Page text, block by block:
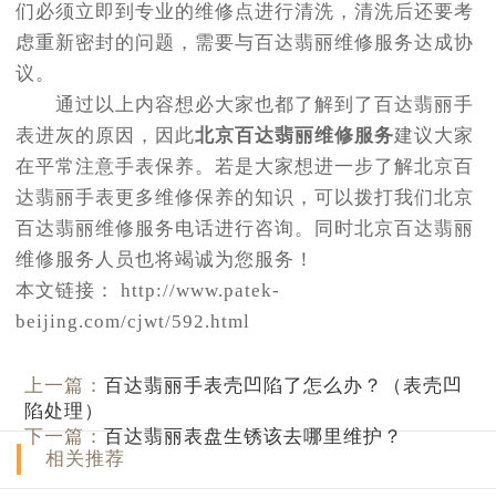
们必须立即到专业的维修点进行清洗，清洗后还要考
虑重新密封的问题，需要与百达翡丽维修服务达成协
议。
通过以上内容想必大家也都了解到了百达翡丽手
表进灰的原因，因此北京百达翡丽维修服务建议大家
在平常注意手表保养。若是大家想进一步了解北京百
达翡丽手表更多维修保养的知识，可以拨打我们北京
百达翡丽维修服务电话进行咨询。同时北京百达翡丽
维修服务人员也将竭诚为您服务！
本文链接： http://www.patek-
beijing.com/cjwt/592.html
上一篇：百达翡丽手表壳凹陷了怎么办？（表壳凹
陷处理）
下一篇：百达翡丽表盘生锈该去哪里维护？
相关推荐